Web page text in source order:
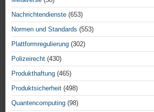
Nachrichtendienste (653)
Normen und Standards (553)
Plattformregulierung (302)
Polizeirecht (430)
Produkthaftung (465)
Produktsicherheit (498)
Quantencomputing (98)